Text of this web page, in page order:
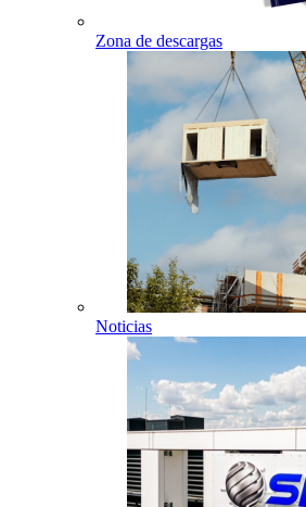
Zona de descargas
Noticias